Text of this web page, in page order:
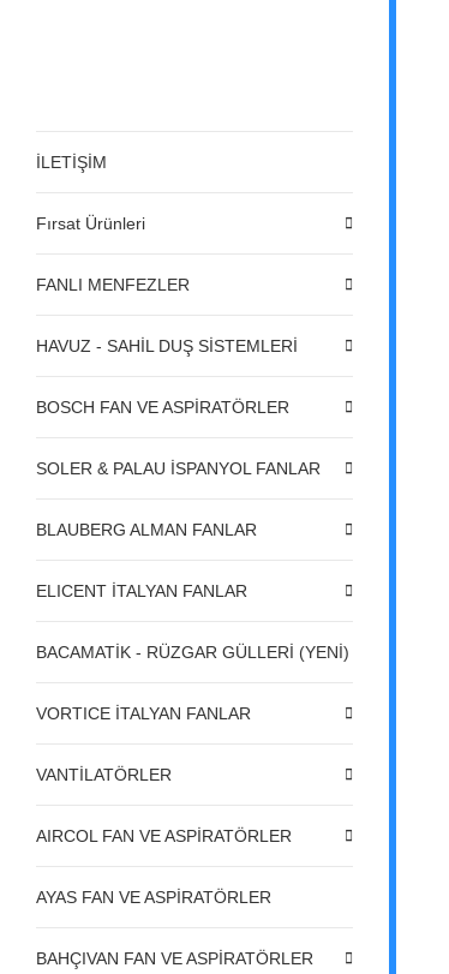
İLETİŞİM
Fırsat Ürünleri
FANLI MENFEZLER
HAVUZ - SAHİL DUŞ SİSTEMLERİ
BOSCH FAN VE ASPİRATÖRLER
SOLER & PALAU İSPANYOL FANLAR
BLAUBERG ALMAN FANLAR
ELICENT İTALYAN FANLAR
BACAMATİK - RÜZGAR GÜLLERİ (YENİ)
VORTICE İTALYAN FANLAR
VANTİLATÖRLER
AIRCOL FAN VE ASPİRATÖRLER
AYAS FAN VE ASPİRATÖRLER
BAHÇIVAN FAN VE ASPİRATÖRLER